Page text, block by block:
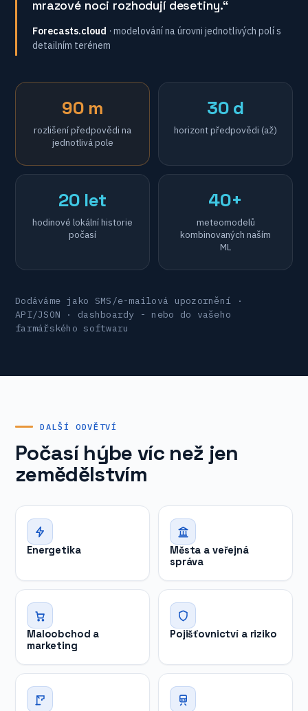
mrazové noci rozhodují desetiny.“
Forecasts.cloud · modelování na úrovni jednotlivých polí s
detailním terénem
90 m
rozlišení předpovědi na
jednotlivá pole
30 d
horizont předpovědi (až)
20 let
hodinové lokální historie
počasí
40+
meteomodelů
kombinovaných naším
ML
Dodáváme jako SMS/e-mailová upozornění ·
API/JSON · dashboardy - nebo do vašeho
farmářského softwaru
DALŠÍ ODVĚTVÍ
Počasí hýbe víc než jen
zemědělstvím
Energetika
Města a veřejná
správa
Maloobchod a
marketing
Pojišťovnictví a riziko